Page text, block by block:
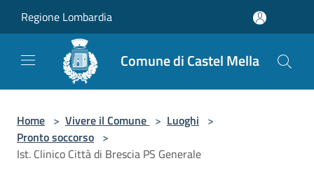
Regione Lombardia
Comune di Castel Mella
Home > Vivere il Comune > Luoghi >
Pronto soccorso >
Ist. Clinico Città di Brescia PS Generale